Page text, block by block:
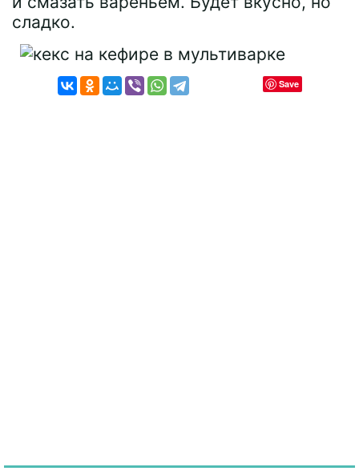
сладко.
Save